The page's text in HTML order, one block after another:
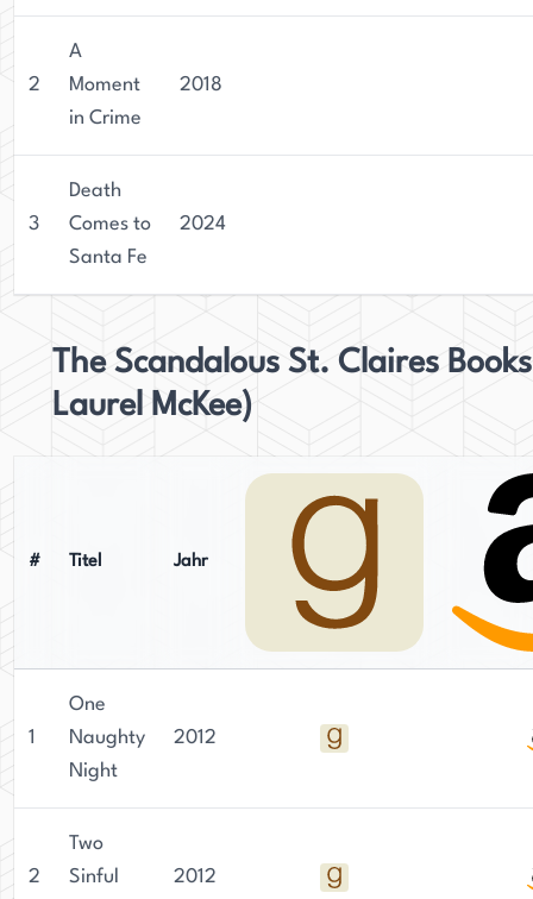
2
A
Moment
in Crime
2018
3
Death
Comes to
Santa Fe
2024
The Scandalous St. Claires
Laurel McKee)
# Titel Jahr
1
One
Naughty
Night
2012
2
Two
Sinful
2012